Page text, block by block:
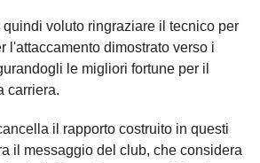
quindi voluto ringraziare il tecnico per
l'attaccamento dimostrato verso i
le migliori fortune per il
carriera.
il rapporto costruito in questi
il messaggio del club, che considera